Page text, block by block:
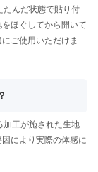
たんだ状態で貼り付
ほぐしてから開いて
ご使用いただけま
加工が施された生地
により実際の体感に